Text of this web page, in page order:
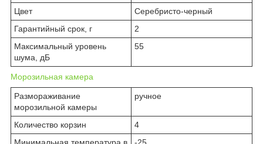
Цвет
Серебристо-черный
Гарантийный срок, г
2
Максимальный уровень
шума, дБ
55
Морозильная камера
Размораживание
морозильной камеры
ручное
Количество корзин
4
Минимальная температура в
-25